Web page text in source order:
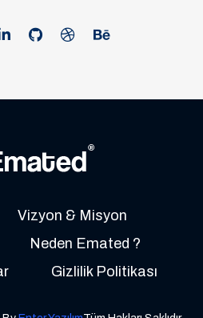
Vizyon & Misyon
Neden Emated ?
Gizlilik Politikası